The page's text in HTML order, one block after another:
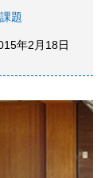
題
年2月18日